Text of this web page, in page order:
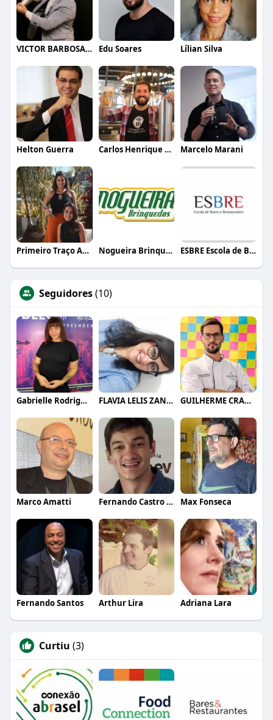
VICTOR BARBOSA QUARANTA Edu Soares Lílian Silva
Helton Guerra Carlos Henrique de Faria Vasconcelos Marcelo Marani
Primeiro Traço Arquitetura Nogueira Brinquedos ESBRE Escola de Bares e Restaurantes
Seguidores(10)
Gabrielle Rodrigues FLAVIA LELIS ZANELLI GUILHERME CRAMER BALLE
Marco Amatti Fernando Castro - Popó Max Fonseca
Fernando Santos Arthur Lira Adriana Lara
Curtiu (3)